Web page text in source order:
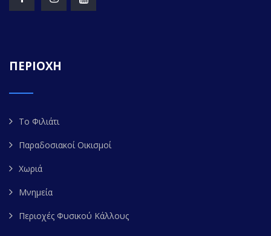
ΠΕΡΙΟΧΗ
Το Φιλιάτι
Παραδοσιακοί Οικισμοί
Χωριά
Μνημεία
Περιοχές Φυσικού Κάλλους